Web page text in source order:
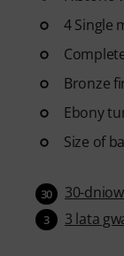
4 Single
Bronze
Ebony
Size of
30 30-
3 3 lata